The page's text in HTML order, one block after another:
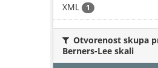
XML 1
Otvorenost skupa
Berners-Lee skali